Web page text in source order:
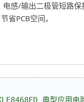
感/输出二极管短路保
省PCB空间。